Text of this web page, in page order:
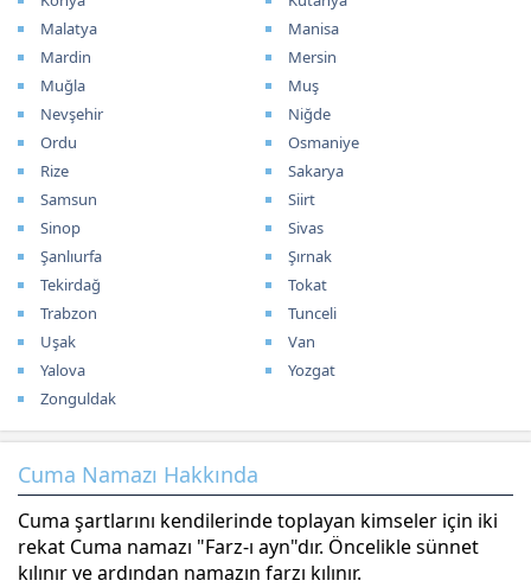
Malatya
Manisa
Mardin
Mersin
Muğla
Muş
Nevşehir
Niğde
Ordu
Osmaniye
Rize
Sakarya
Samsun
Siirt
Sinop
Sivas
Şanlıurfa
Şırnak
Tekirdağ
Tokat
Trabzon
Tunceli
Uşak
Van
Yalova
Yozgat
Zonguldak
Cuma Namazı Hakkında
Cuma şartlarını kendilerinde toplayan kimseler için iki
rekat Cuma namazı "Farz-ı ayn"dır. Öncelikle sünnet
kılınır ve ardından namazın farzı kılınır.